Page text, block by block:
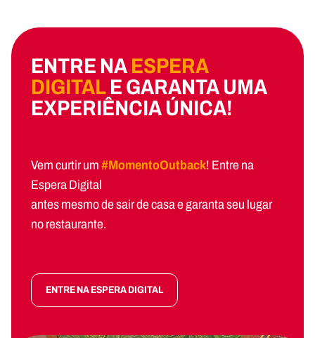
ENTRE NAESPERA
DIGITALE GARANTA UMA
EXPERIÊNCIA ÚNICA!
Vem curtir um#MomentoOutback! Entre na
Espera Digital
antes mesmo de sair de casa e garanta seu lugar
no restaurante.
ENTRE NA ESPERA DIGITAL